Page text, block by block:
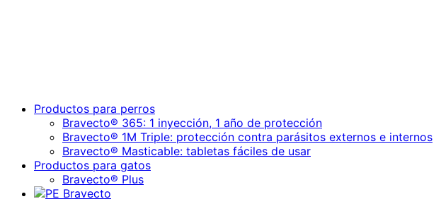
Productos para perros
Bravecto® 365: 1 inyección, 1 año de protección
Bravecto® 1M Triple: protección contra parásitos externos e internos
Bravecto® Masticable: tabletas fáciles de usar
Productos para gatos
Bravecto® Plus